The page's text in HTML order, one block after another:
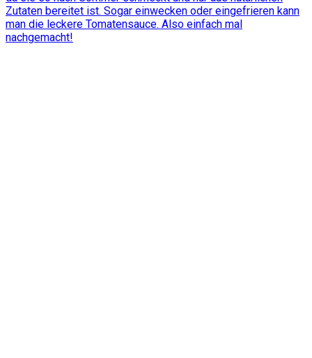
Zutaten bereitet ist. Sogar einwecken oder eingefrieren kann
man die leckere Tomatensauce. Also einfach mal
nachgemacht!